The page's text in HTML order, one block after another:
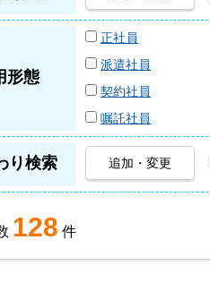
形態
正社員
派遣社員
契約社員
嘱託社員
り検索 追加・変更
128 件